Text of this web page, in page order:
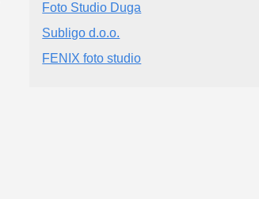
Foto Studio Duga
Subligo d.o.o.
FENIX foto studio